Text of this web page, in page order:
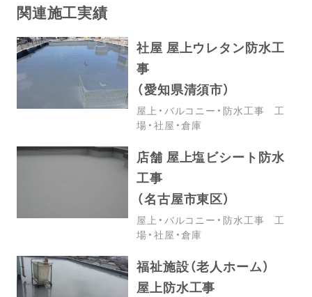
関連施工実績
社屋 屋上ウレタン防水工
事
（愛知県清須市）
屋上・バルコニー・防水工事
工
場・社屋・倉庫
店舗 屋上塩ビシート防水
工事
（名古屋市東区）
屋上・バルコニー・防水工事
工
場・社屋・倉庫
福祉施設（老人ホーム）
屋上防水工事